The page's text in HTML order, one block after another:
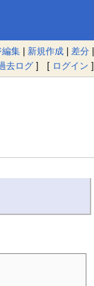
編集 | 新規作成 | 差分 |
去ログ ] [ ログイン ]